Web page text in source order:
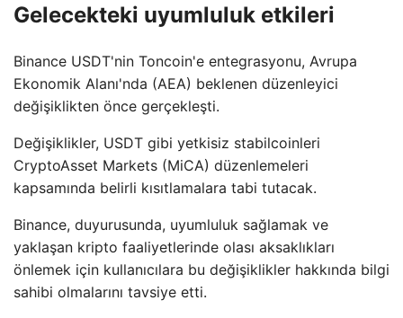
Gelecekteki uyumluluk etkileri
Binance USDT'nin Toncoin'e entegrasyonu, Avrupa
Ekonomik Alanı'nda (AEA) beklenen düzenleyici
değişiklikten önce gerçekleşti.
Değişiklikler, USDT gibi yetkisiz stabilcoinleri
CryptoAsset Markets (MiCA) düzenlemeleri
kapsamında belirli kısıtlamalara tabi tutacak.
Binance, duyurusunda, uyumluluk sağlamak ve
yaklaşan kripto faaliyetlerinde olası aksaklıkları
önlemek için kullanıcılara bu değişiklikler hakkında bilgi
sahibi olmalarını tavsiye etti.